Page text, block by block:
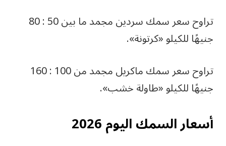
تراوح سعر سمك سردين مجمد ما بين 50 : 80
جنيهًا للكيلو «كرتونة».
تراوح سعر سمك ماكريل مجمد من 100 : 160
جنيهًا للكيلو «طاولة خشب».
أسعار السمك اليوم 2026